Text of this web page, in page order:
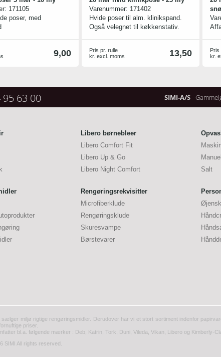
171105
poser, med
9,00
Varenummer: 171402
Hvide poser til alm. klinikspand.
Også velegnet til køkkenstativ.
13,50
Pris pr. rulle
kr. excl. moms
Pris
kr.
95 63 00 SIMI-A/S
Libero børnebleer
Libero Comfort Fit
Libero Up & Go
Libero Night Comfort
Salt
Rengøringsrekvisitter
Microfiberklude
Rengøringsklude
Skuresvampe
Børstevarer
sælger miljø rigtige rengøringsmidler. Derudover har vi et stort sortiment indenfor
priser.
bl.a. følgende mærker : Deb, Katrin, Tork, Duni, Vileda, Vikan, Libero og Kimberly-
SIMI All rights reserved.